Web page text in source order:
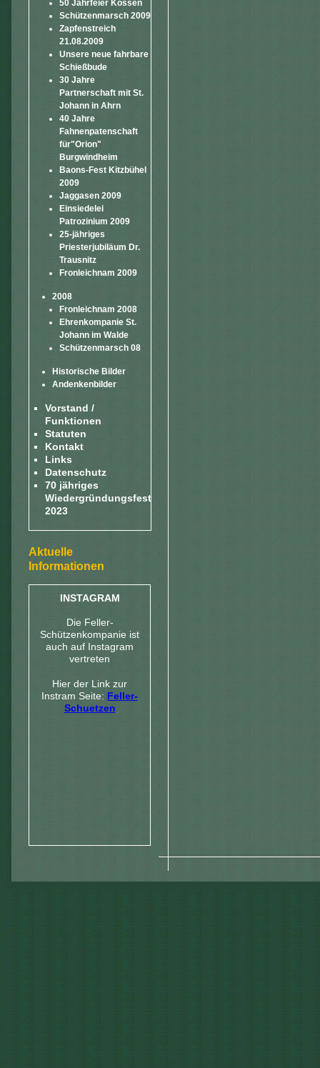
50 Jahrfeier Kössen
Schützenmarsch 2009
Zapfenstreich
21.08.2009
Unsere neue fahrbare
Schießbude
30 Jahre
Partnerschaft mit St.
Johann in Ahrn
40 Jahre
Fahnenpatenschaft
für"Orion"
Burgwindheim
Baons-Fest Kitzbühel
2009
Jaggasen 2009
Einsiedelei
Patrozinium 2009
25-jähriges
Priesterjubiläum Dr.
Trausnitz
Fronleichnam 2009
2008
Fronleichnam 2008
Ehrenkompanie St.
Johann im Walde
Schützenmarsch 08
Historische Bilder
Andenkenbilder
Vorstand /
Funktionen
Statuten
Kontakt
Links
Datenschutz
70 jähriges
Wiedergründungsfest
2023
Aktuelle
Informationen
INSTAGRAM
Die Feller-
Schützenkompanie ist
auch auf Instagram
vertreten
Hier der Link zur
Instram Seite: Feller-
Schuetzen